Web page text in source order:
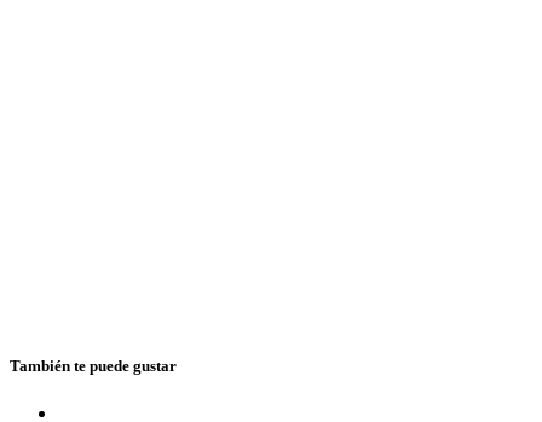
También te puede gustar